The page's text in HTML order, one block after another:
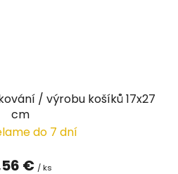
/ výrobu košíků 17x27
cm
do 7 dní
€ / ks